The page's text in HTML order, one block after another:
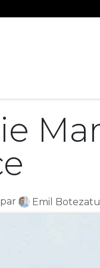
par Emil Botezatu